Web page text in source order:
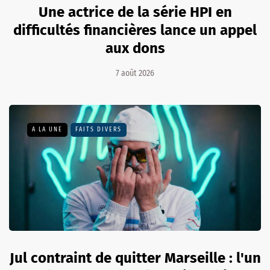
Une actrice de la série HPI en
difficultés financières lance un appel
aux dons
7 août 2026
A LA UNE FAITS DIVERS
Jul contraint de quitter Marseille : l'un